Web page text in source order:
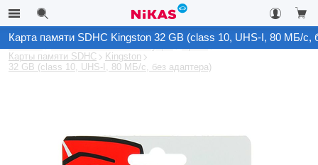
Каталог Автомобильные аксессуары
Архив
Карты памяти SDHC
Kingston
32 GB (class 10, UHS-I, 80 МБ/с, без адаптера)
Карта памяти SDHC Kingston 32 GB (class 10, UHS-I, 80 МБ/с,